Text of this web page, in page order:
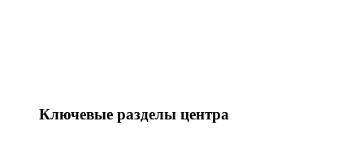
Ключевые разделы центра